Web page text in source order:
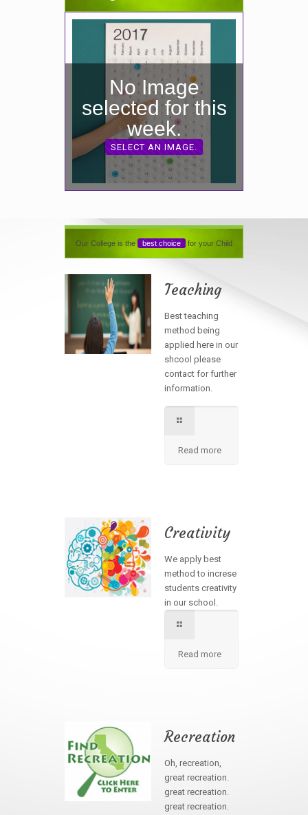
No Image
selected for this
week.
SELECT AN IMAGE.
Our College is the best choice for your Child
Teaching
Best teaching
method being
applied here in our
shcool please
contact for further
information.
Read more
Creativity
We apply best
method to increse
students creativity
in our school.
Read more
Recreation
Oh, recreation,
great recreation.
great recreation.
great recreation.